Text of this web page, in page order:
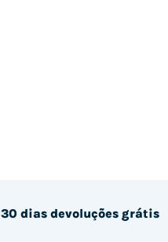
30 dias devoluções grátis